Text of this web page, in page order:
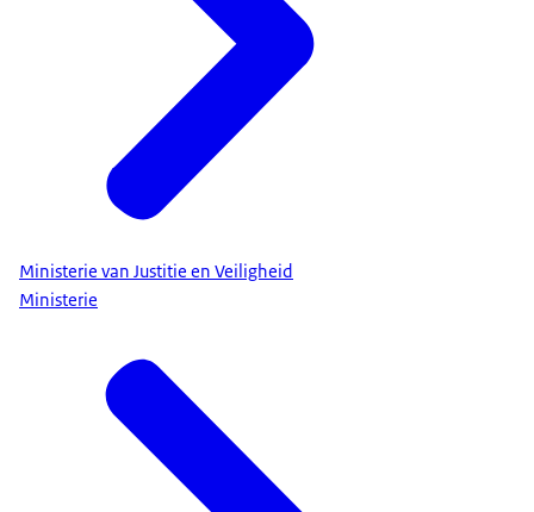
Ministerie van Justitie en Veiligheid
Ministerie